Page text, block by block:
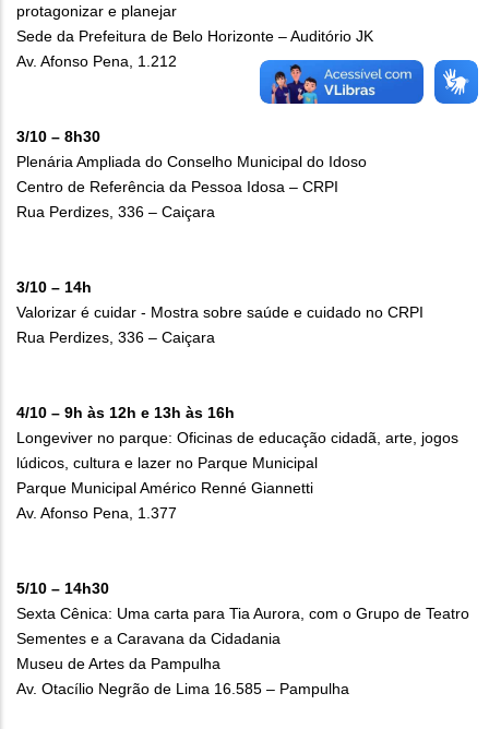
protagonizar e planejar
Sede da Prefeitura de Belo Horizonte – Auditório JK
Av. Afonso Pena, 1.212
3/10 – 8h30
Plenária Ampliada do Conselho Municipal do Idoso
Centro de Referência da Pessoa Idosa – CRPI
Rua Perdizes, 336 – Caiçara
3/10 – 14h
Valorizar é cuidar - Mostra sobre saúde e cuidado no CRPI
Rua Perdizes, 336 – Caiçara
4/10 – 9h às 12h e 13h às 16h
Longeviver no parque: Oficinas de educação cidadã, arte, jogos
lúdicos, cultura e lazer no Parque Municipal
Parque Municipal Américo Renné Giannetti
Av. Afonso Pena, 1.377
5/10 – 14h30
Sexta Cênica: Uma carta para Tia Aurora, com o Grupo de Teatro
Sementes e a Caravana da Cidadania
Museu de Artes da Pampulha
Av. Otacílio Negrão de Lima 16.585 – Pampulha